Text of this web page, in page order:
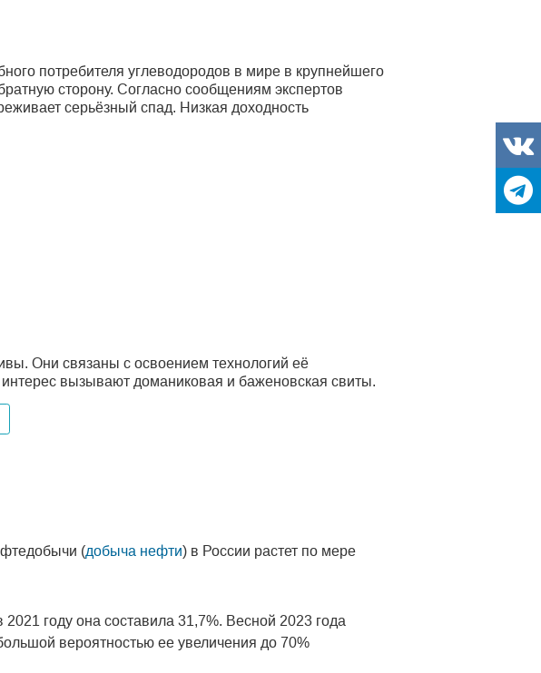
потребителя углеводородов в мире в крупнейшего
сторону. Согласно сообщениям экспертов
серьёзный спад. Низкая доходность
Они связаны с освоением технологий её
вызывают доманиковая и баженовская свиты.
(добыча нефти) в России растет по мере
году она составила 31,7%. Весной 2023 года
вероятностью ее увеличения до 70%